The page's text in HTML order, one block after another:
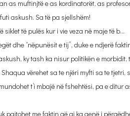
as muftinjtë e as kordinatorët, as
askush. Sa të pa sjellshëm!
të pulës kur i vie veza në maje të b…
dhe “nëpunësit e tij”, duke e ndjerë
ky tash ka nisur politikën e morbidit,
vërehet sa te njëri myfti sa te tjetri,
t’i mbajë në fshehtësi, pa e ditur
pajtohet me faktin që ai ka qenë i